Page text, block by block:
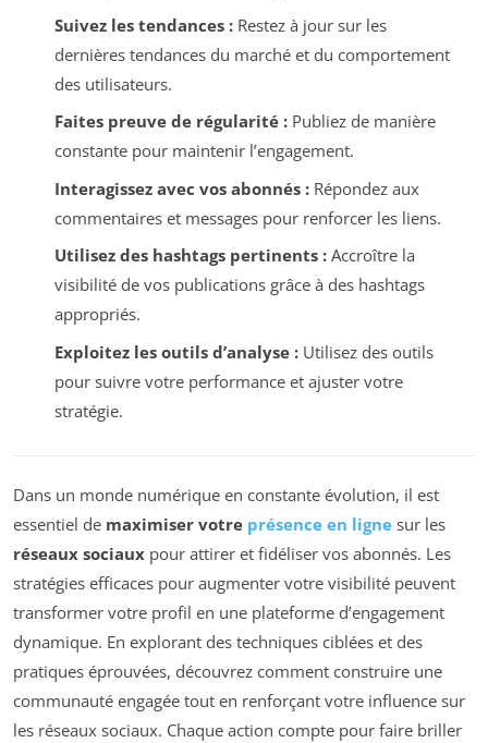
Suivez les tendances :Restez à jour sur les
dernières tendances du marché et du comportement
des utilisateurs.
Faites preuve de régularité :Publiez de manière
constante pour maintenir l’engagement.
Interagissez avec vos abonnés :Répondez aux
commentaires et messages pour renforcer les liens.
Utilisez des hashtags pertinents :Accroître la
visibilité de vos publications grâce à des hashtags
appropriés.
Exploitez les outils d’analyse :Utilisez des outils
pour suivre votre performance et ajuster votre
stratégie.
Dans un monde numérique en constante évolution, il est
essentiel de maximiser votre présence en ligne sur les
réseaux sociaux pour attirer et fidéliser vos abonnés. Les
stratégies efficaces pour augmenter votre visibilité peuvent
transformer votre profil en une plateforme d’engagement
dynamique. En explorant des techniques ciblées et des
pratiques éprouvées, découvrez comment construire une
communauté engagée tout en renforçant votre influence sur
les réseaux sociaux. Chaque action compte pour faire briller